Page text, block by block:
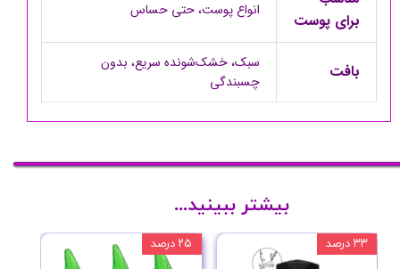
برای پوست
انواع پوست، حتی حساس
بافت
سبک، خشک‌شونده سریع، بدون
چسبندگی
۲۵ درصد ۳۳ درصد
بیشتر ببینید...